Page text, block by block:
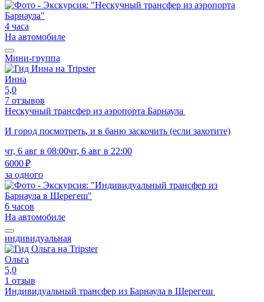
4 часа
На автомобиле
Мини-группа
Инна
5,0
7 отзывов
Нескучный трансфер из аэропорта Барнаула
И город посмотреть, и в баню заскочить (если захотите)
чт, 6 авг в 08:00чт, 6 авг в 22:00
6000 ₽
за одного
6 часов
На автомобиле
индивидуальная
Ольга
5,0
1 отзыв
Индивидуальный трансфер из Барнаула в Шерегеш